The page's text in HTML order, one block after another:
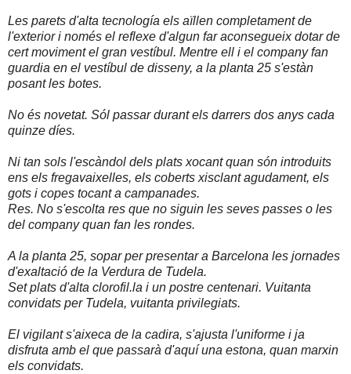
Les parets d'alta tecnología els aïllen completament de
l'exterior i només el reflexe d'algun far aconsegueix dotar de
cert moviment el gran vestíbul. Mentre ell i el company fan
guardia en el vestíbul de disseny, a la planta 25 s'estàn
posant les botes.
No és novetat. Sól passar durant els darrers dos anys cada
quinze díes.
Ni tan sols l'escàndol dels plats xocant quan són introduits
ens els fregavaixelles, els coberts xisclant agudament, els
gots i copes tocant a campanades.
Res. No s'escolta res que no siguin les seves passes o les
del company quan fan les rondes.
A la planta 25, sopar per presentar a Barcelona les jornades
d'exaltació de la Verdura de Tudela.
Set plats d'alta clorofil.la i un postre centenari. Vuitanta
convidats per Tudela, vuitanta privilegiats.
El vigilant s'aixeca de la cadira, s'ajusta l'uniforme i ja
disfruta amb el que passarà d'aquí una estona, quan marxin
els convidats.